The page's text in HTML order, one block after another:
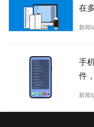
在
新闻
手
件
新闻